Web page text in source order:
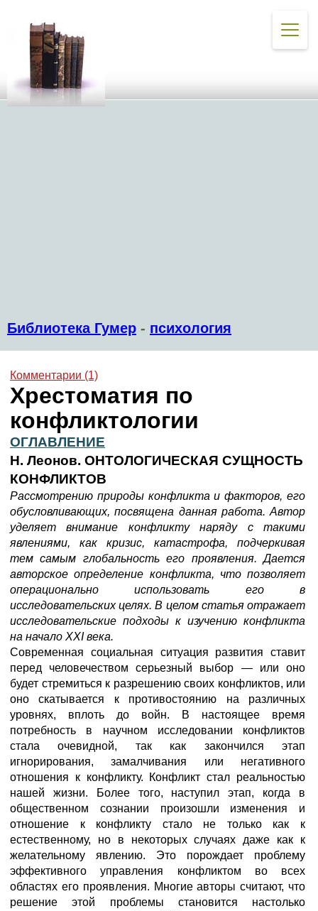
Библиотека Гумер - психология
Комментарии (1)
Хрестоматия по
конфликтологии
ОГЛАВЛЕНИЕ
Н. Леонов. ОНТОЛОГИЧЕСКАЯ СУЩНОСТЬ
КОНФЛИКТОВ
Рассмотрению природы конфликта и факторов, его
обусловливающих, посвящена данная работа. Автор
уделяет внимание конфликту наряду с такими
явлениями, как кризис, катастрофа, подчеркивая
тем самым глобальность его проявления. Дается
авторское определение конфликта, что позволяет
операционально использовать его в
исследовательских целях. В целом статья отражает
исследовательские подходы к изучению конфликта
на начало XXIвека.
Современная социальная ситуация развития ставит
перед человечеством серьезный выбор — или оно
будет стремиться к разрешению своих конфликтов, или
оно скатывается к противостоянию на различных
уровнях, вплоть до войн. В настоящее время
потребность в научном исследовании конфликтов
стала очевидной, так как закончился этап
игнорирования, замалчивания или негативного
отношения к конфликту. Конфликт стал реальностью
нашей жизни. Более того, наступил этап, когда в
общественном сознании произошли изменения и
отношение к конфликту стало не только как к
естественному, но в некоторых случаях даже как к
желательному явлению. Это порождает проблему
эффективного управления конфликтом во всех
областях его проявления. Многие авторы считают, что
решение этой проблемы становится настолько